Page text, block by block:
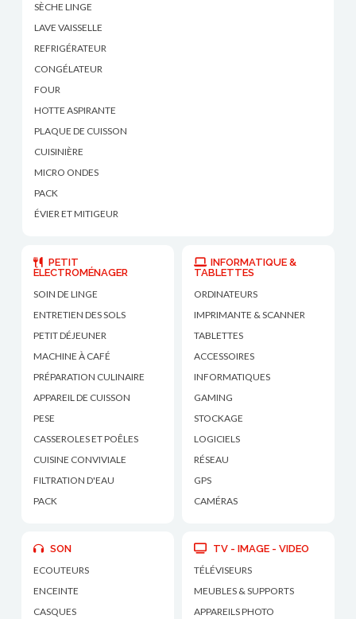
SÈCHE LINGE
LAVE VAISSELLE
REFRIGÉRATEUR
CONGÉLATEUR
FOUR
HOTTE ASPIRANTE
PLAQUE DE CUISSON
CUISINIÈRE
MICRO ONDES
PACK
ÉVIER ET MITIGEUR
PETIT
ÉLECTROMÉNAGER
SOIN DE LINGE
ENTRETIEN DES SOLS
PETIT DÉJEUNER
MACHINE À CAFÉ
PRÉPARATION CULINAIRE
APPAREIL DE CUISSON
PESE
CASSEROLES ET POÊLES
CUISINE CONVIVIALE
FILTRATION D'EAU
PACK
INFORMATIQUE &
TABLETTES
ORDINATEURS
IMPRIMANTE & SCANNER
TABLETTES
ACCESSOIRES
INFORMATIQUES
GAMING
STOCKAGE
LOGICIELS
RÉSEAU
GPS
CAMÉRAS
SON
ECOUTEURS
ENCEINTE
CASQUES
TV - IMAGE - VIDEO
TÉLÉVISEURS
MEUBLES & SUPPORTS
APPAREILS PHOTO